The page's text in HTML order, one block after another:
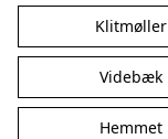
Klitmøller
Videbæk
Hemmet